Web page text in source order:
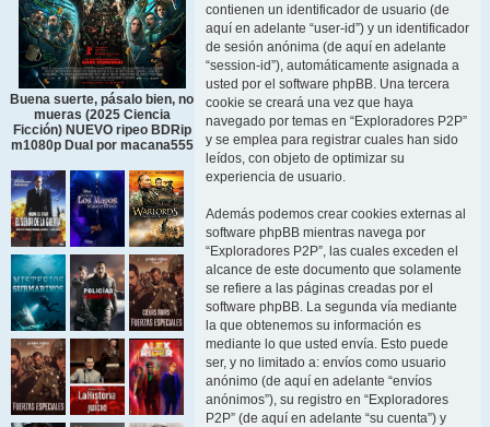
Buena suerte, pásalo bien, no
mueras (2025 Ciencia
Ficción) NUEVO ripeo BDRip
m1080p Dual por macana555
contienen un identificador de usuario (de
aquí en adelante “user-id”) y un identificador
de sesión anónima (de aquí en adelante
“session-id”), automáticamente asignada a
usted por el software phpBB. Una tercera
cookie se creará una vez que haya
navegado por temas en “Exploradores P2P”
y se emplea para registrar cuales han sido
leídos, con objeto de optimizar su
experiencia de usuario.
Además podemos crear cookies externas al
software phpBB mientras navega por
“Exploradores P2P”, las cuales exceden el
alcance de este documento que solamente
se refiere a las páginas creadas por el
software phpBB. La segunda vía mediante
la que obtenemos su información es
mediante lo que usted envía. Esto puede
ser, y no limitado a: envíos como usuario
anónimo (de aquí en adelante “envíos
anónimos”), su registro en “Exploradores
P2P” (de aquí en adelante “su cuenta”) y